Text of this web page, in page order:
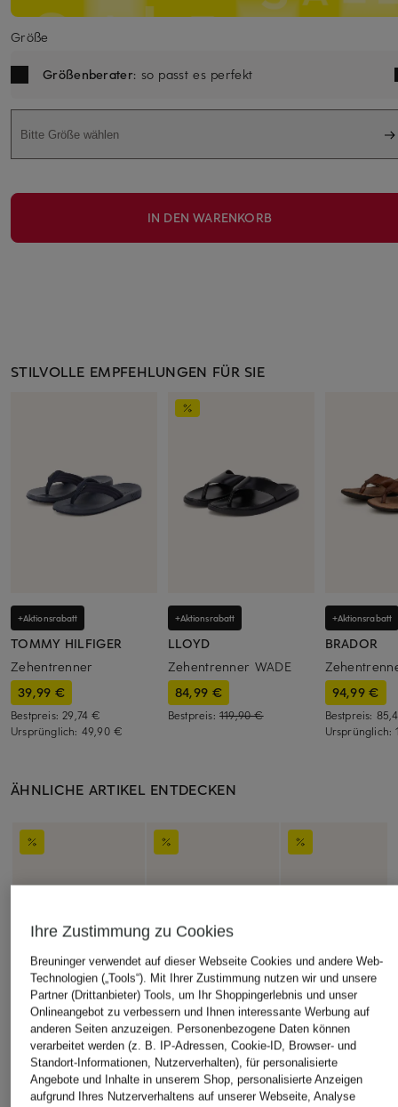
Größe
Größenberater: so passt es perfekt
Bitte Größe wählen
IN DEN WARENKORB
STILVOLLE EMPFEHLUNGEN FÜR SIE
+Aktionsrabatt
TOMMY HILFIGER
Zehentrenner
39,99 €
Bestpreis:29,74 €
Ursprünglich: 49,90 €
+Aktionsrabatt
LLOYD
Zehentrenner WADE
84,99 €
Bestpreis: 119,90 €
+Aktionsrabatt
BRADOR
94,99 €
Bestpreis:
Ursprünglich:
ÄHNLICHE ARTIKEL ENTDECKEN
Ihre Zustimmung zu Cookies
Breuninger verwendet auf dieser Webseite Cookies und andere Web-
Technologien („Tools“). Mit Ihrer Zustimmung nutzen wir und unsere
Partner (Drittanbieter) Tools, um Ihr Shoppingerlebnis und unser
Onlineangebot zu verbessern und Ihnen interessante Werbung auf
anderen Seiten anzuzeigen. Personenbezogene Daten können
verarbeitet werden (z. B. IP-Adressen, Cookie-ID, Browser- und
Standort-Informationen, Nutzerverhalten), für personalisierte
Angebote und Inhalte in unserem Shop, personalisierte Anzeigen
aufgrund Ihres Nutzerverhaltens auf unserer Webseite, Analyse